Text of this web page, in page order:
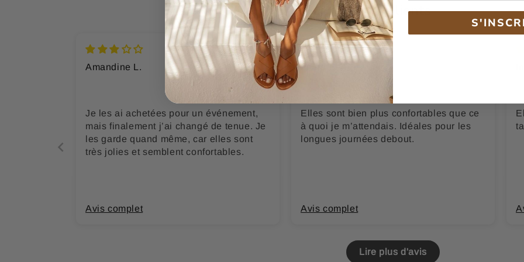
Avis Clients
Amandine L.
Je les ai achetées pour un événement,
mais finalement j’ai changé de tenue. Je
les garde quand même, car elles sont
très jolies et semblent confortables.
Avis complet
Laura B.
Elles sont bien plus confortables que ce
à quoi je m’attendais. Idéales pour les
longues journées debout.
Avis complet
Lire plus d'avis